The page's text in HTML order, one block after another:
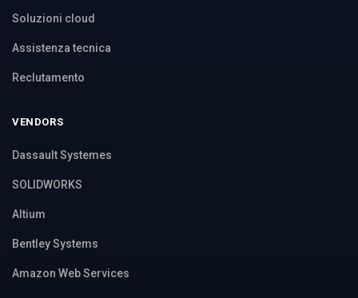
Soluzioni cloud
Assistenza tecnica
Reclutamento
VENDORS
Dassault Systemes
SOLIDWORKS
Altium
Bentley Systems
Amazon Web Services